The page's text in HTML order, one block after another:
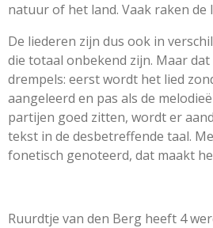
natuur of het land. Vaak raken de
De liederen zijn dus ook in
die totaal onbekend zijn. Maar
drempels: eerst wordt het lied
aangeleerd en pas als de
partijen goed zitten, wordt er
tekst in de desbetreffende taal.
fonetisch genoteerd, dat maakt
Ruurdtje van den Berg heeft 4